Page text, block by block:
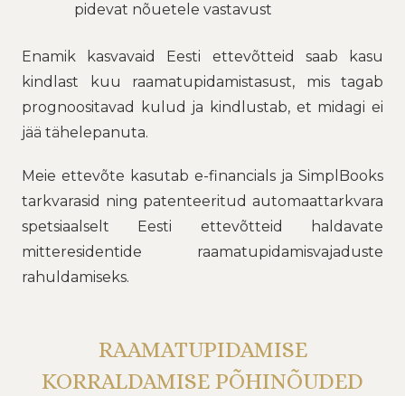
pidevat nõuetele vastavust
Enamik kasvavaid Eesti ettevõtteid saab kasu
kindlast kuu raamatupidamistasust, mis tagab
prognoositavad kulud ja kindlustab, et midagi ei
jää tähelepanuta.
Meie ettevõte kasutab e-financials ja SimplBooks
tarkvarasid ning patenteeritud automaattarkvara
spetsiaalselt Eesti ettevõtteid haldavate
mitteresidentide raamatupidamisvajaduste
rahuldamiseks.
RAAMATUPIDAMISE
KORRALDAMISE PÕHINÕUDED